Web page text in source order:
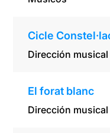
Cicle
Dirección musical
El forat blanc
Dirección musical